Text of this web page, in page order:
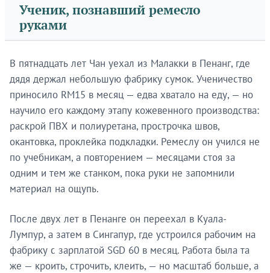
Ученик, познавший ремесло
руками
В пятнадцать лет Чан уехал из Малакки в Пенанг, где
дядя держал небольшую фабрику сумок. Ученичество
приносило RM15 в месяц — едва хватало на еду, — но
научило его каждому этапу кожевенного производства:
раскрой ПВХ и полиуретана, прострочка швов,
окантовка, проклейка подкладки. Ремеслу он учился не
по учебникам, а повторением — месяцами стоя за
одним и тем же станком, пока руки не запомнили
материал на ощупь.
После двух лет в Пенанге он переехал в Куала-
Лумпур, а затем в Сингапур, где устроился рабочим на
фабрику с зарплатой SGD 60 в месяц. Работа была та
же — кроить, строчить, клеить, — но масштаб больше, а